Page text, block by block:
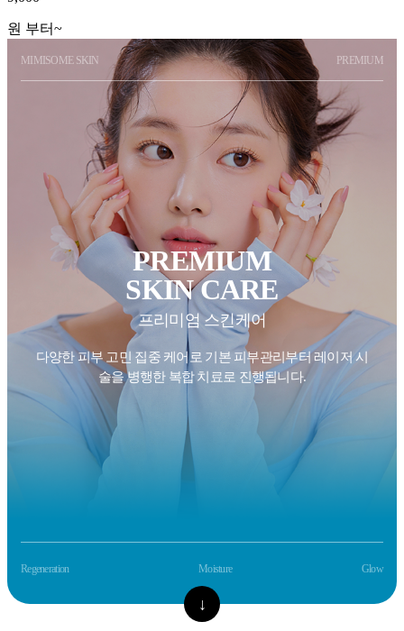
원 부터~
MIMISOME SKIN PREMIUM
PREMIUM
SKIN CARE
프리미엄 스킨케어
다양한 피부 고민 집중 케어로 기본 피부관리부터 레이저 시
술을병행한 복합 치료로 진행됩니다.
Regeneration Moisture Glow
↓